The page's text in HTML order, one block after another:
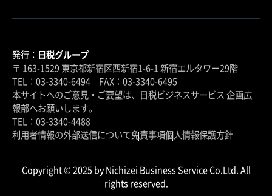
発行： 日税グループ
〒 163-1529 東京都新宿区西新宿1-6-1 新宿エルタワー29階
TEL：03-3340-6494 FAX：03-3340-6495
本サイトへのご意見・ご要望は、日税ビジネスサービス 企画広
報部へお願いします。
TEL：03-3340-4488
利用者情報の外部送信について免責事項個人情報保護方針
Copyright © 2025 by Nichizei Business Service Co.Ltd. All
rights reserved.